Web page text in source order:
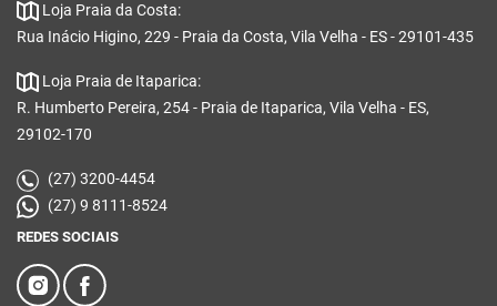
Loja Praia da Costa:
Rua Inácio Higino, 229 - Praia da Costa, Vila Velha - ES - 29101-435
Loja Praia de Itaparica:
R. Humberto Pereira, 254 - Praia de Itaparica, Vila Velha - ES,
29102-170
(27) 3200-4454
(27) 9 8111-8524
REDES SOCIAIS